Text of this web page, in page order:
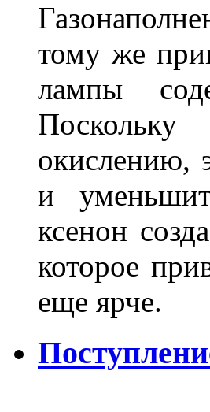
тому же
лампы
окислению,
и
ксенон
которое
еще ярче.